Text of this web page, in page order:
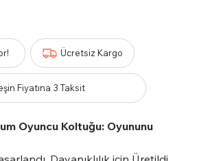
Fiyatına 3 Taksit
Ücretsiz Kargo
Oyuncu Koltuğu: Oyununu